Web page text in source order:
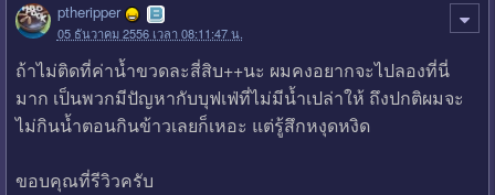
ptheripper
05 ธันวาคม 2556 เวลา 08:11:47 น.
ถ้าไม่ติดที่ค่าน้ำขวดละสี่สิบ++นะ ผมคงอยากจะไปลองที่นี่
มาก เป็นพวกมีปัญหากับบุฟเฟ่ที่ไม่มีน้ำเปล่าให้ ถึงปกติผมจะ
ไม่กินน้ำตอนกินข้าวเลยก็เหอะ แต่รู้สึกหงุดหงิด
ขอบคุณที่รีวิวครับ